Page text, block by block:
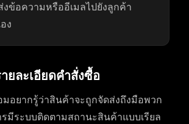
ข้อความหรืออีเมลไปยังลูกค้า
ง
ยละเอียดคำสั่งซื้อ
อยากรู้ว่าสินค้าจะถูกจัดส่งถึงมือพวก
มีระบบติดตามสถานะสินค้าแบบเรียล